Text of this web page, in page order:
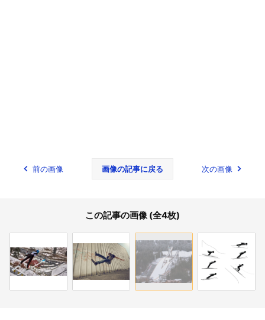
前の画像 画像の記事に戻る 次の画像
この記事の画像 (全4枚)